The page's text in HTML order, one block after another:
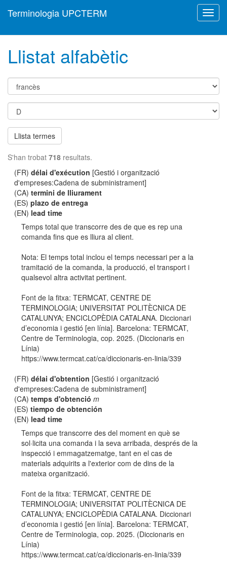
Terminologia UPCTERM
Llistat alfabètic
Llista termes
S'han trobat 718 resultats.
(FR)délai d'exécution [Gestió i organització
d'empreses:Cadena de subministrament]
(CA)termini de lliurament
(ES)plazo de entrega
(EN) lead time
Temps total que transcorre des de que es rep una
comanda fins que es lliura al client.
Nota: El temps total inclou el temps necessari per a la
tramitació de la comanda, la producció, el transport i
qualsevol altra activitat pertinent.
Font de la fitxa: TERMCAT, CENTRE DE
TERMINOLOGIA; UNIVERSITAT POLITÈCNICA DE
CATALUNYA; ENCICLOPÈDIA CATALANA. Diccionari
d’economia i gestió [en línia]. Barcelona: TERMCAT,
Centre de Terminologia, cop. 2025. (Diccionaris en
Línia)
https://www.termcat.cat/ca/diccionaris-en-linia/339
(FR)délai d'obtention [Gestió i organització
d'empreses:Cadena de subministrament]
(CA)temps d'obtenció m
(ES)tiempo de obtención
(EN) lead time
Temps que transcorre des del moment en què se
sol·licita una comanda i la seva arribada, després de la
inspecció i emmagatzematge, tant en el cas de
materials adquirits a l'exterior com de dins de la
mateixa organització.
Font de la fitxa: TERMCAT, CENTRE DE
TERMINOLOGIA; UNIVERSITAT POLITÈCNICA DE
CATALUNYA; ENCICLOPÈDIA CATALANA. Diccionari
d’economia i gestió [en línia]. Barcelona: TERMCAT,
Centre de Terminologia, cop. 2025. (Diccionaris en
Línia)
https://www.termcat.cat/ca/diccionaris-en-linia/339